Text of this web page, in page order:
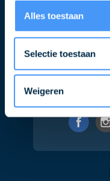
Alles toestaan
Selectie toestaan
Weigeren